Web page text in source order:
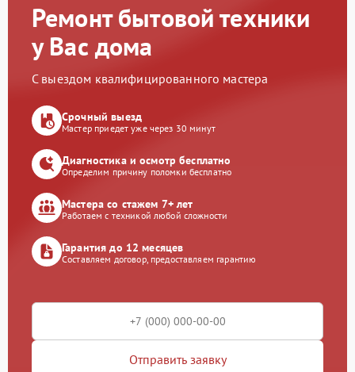
Ремонт бытовой техники
у Вас дома
С выездом квалифицированного мастера
Срочный выезд
Мастер приедет уже через 30 минут
Диагностика и осмотр бесплатно
Определим причину поломки бесплатно
Мастера со стажем 7+ лет
Работаем с техникой любой сложности
Гарантия до 12 месяцев
Составляем договор, предоставляем гарантию
Отправить заявку